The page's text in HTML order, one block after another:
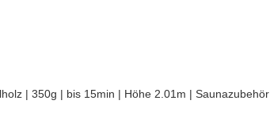
| 350g | bis 15min | Höhe 2.01m | Saunazubehör